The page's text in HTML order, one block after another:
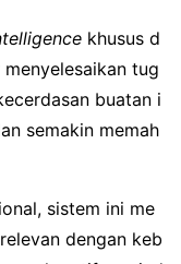
khusus d
tug
buatan i
semakin memah
sistem ini me
dengan keb